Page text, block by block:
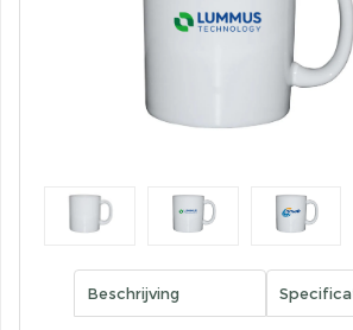
Beschrijving